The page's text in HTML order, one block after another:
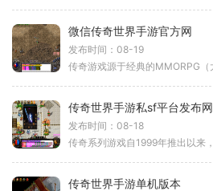
微信传奇世界手游官方网
发布时间：08-19
传奇世界手游私sf平台发布网
发布时间：08-18
传奇世界手游单机版本